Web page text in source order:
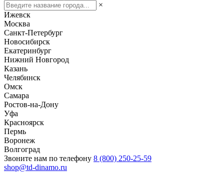
×
Ижевск
Москва
Санкт-Петербург
Новосибирск
Екатеринбург
Нижний Новгород
Казань
Челябинск
Омск
Самара
Ростов-на-Дону
Уфа
Красноярск
Пермь
Воронеж
Волгоград
Звоните нам по телефону 8 (800) 250-25-59
shop@td-dinamo.ru